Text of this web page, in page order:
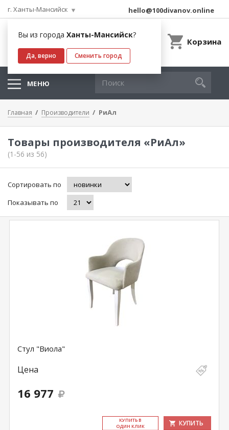
г. Ханты-Мансийск
Вы из города Ханты-Мансийск?
Да, верно Сменить город
hello@100divanov.online
Корзина
МЕНЮ
Главная Производители РиАл
Товары производителя «РиАл»
(1-56 из 56)
Сортировать по
Показывать по
Стул "Виола"
Цена
16 977
КУ­ПИТЬ В
ОДИН КЛИК
КУПИТЬ